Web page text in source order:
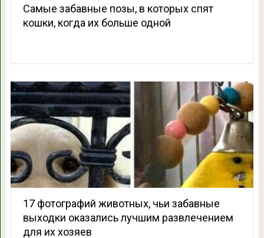
Самые забавные позы, в которых спят
кошки, когда их больше одной
17 фотографий животных, чьи забавные
выходки оказались лучшим развлечением
для их хозяев